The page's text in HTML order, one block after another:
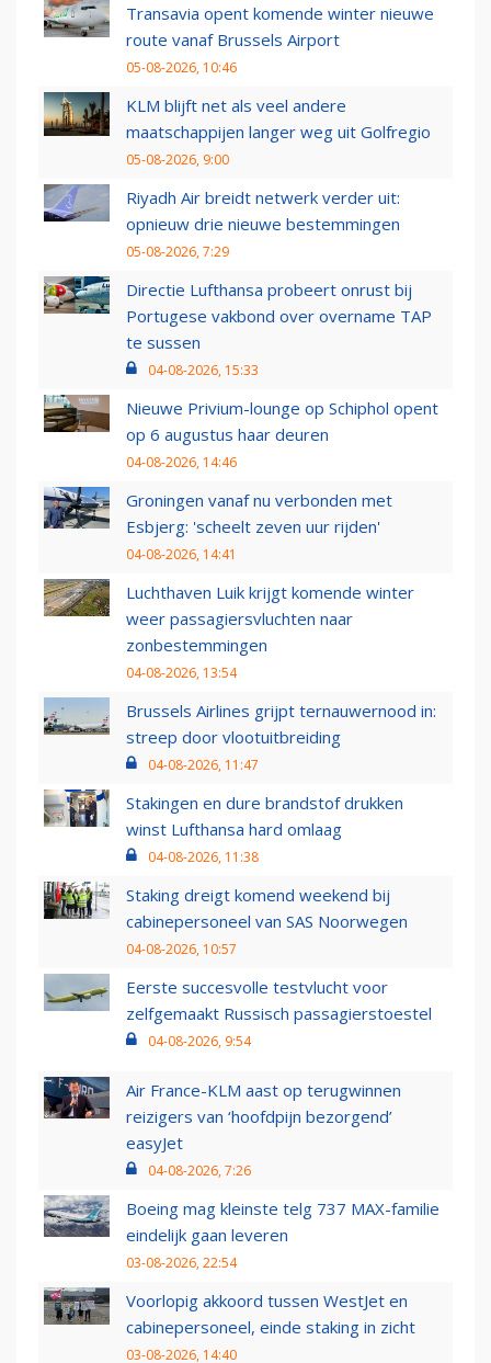
Transavia opent komende winter nieuwe
route vanaf Brussels Airport
05-08-2026, 10:46
KLM blijft net als veel andere
maatschappijen langer weg uit Golfregio
05-08-2026, 9:00
Riyadh Air breidt netwerk verder uit:
opnieuw drie nieuwe bestemmingen
05-08-2026, 7:29
Directie Lufthansa probeert onrust bij
Portugese vakbond over overname TAP
te sussen
04-08-2026, 15:33
Nieuwe Privium-lounge op Schiphol opent
op 6 augustus haar deuren
04-08-2026, 14:46
Groningen vanaf nu verbonden met
Esbjerg: 'scheelt zeven uur rijden'
04-08-2026, 14:41
Luchthaven Luik krijgt komende winter
weer passagiersvluchten naar
zonbestemmingen
04-08-2026, 13:54
Brussels Airlines grijpt ternauwernood in:
streep door vlootuitbreiding
04-08-2026, 11:47
Stakingen en dure brandstof drukken
winst Lufthansa hard omlaag
04-08-2026, 11:38
Staking dreigt komend weekend bij
cabinepersoneel van SAS Noorwegen
04-08-2026, 10:57
Eerste succesvolle testvlucht voor
zelfgemaakt Russisch passagierstoestel
04-08-2026, 9:54
Air France-KLM aast op terugwinnen
reizigers van ‘hoofdpijn bezorgend’
easyJet
04-08-2026, 7:26
Boeing mag kleinste telg 737 MAX-familie
eindelijk gaan leveren
03-08-2026, 22:54
Voorlopig akkoord tussen WestJet en
cabinepersoneel, einde staking in zicht
03-08-2026, 14:40